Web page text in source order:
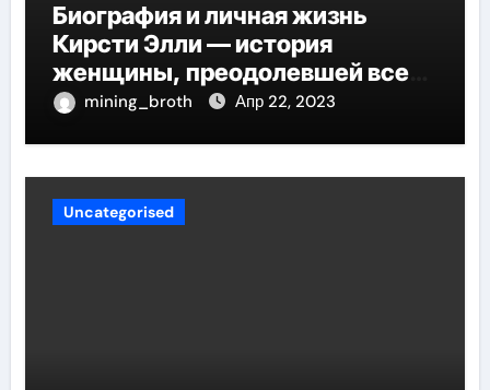
Биография и личная жизнь
Кирсти Элли — история
женщины, преодолевшей все
трудности и стала
mining_broth Апр 22, 2023
Uncategorised